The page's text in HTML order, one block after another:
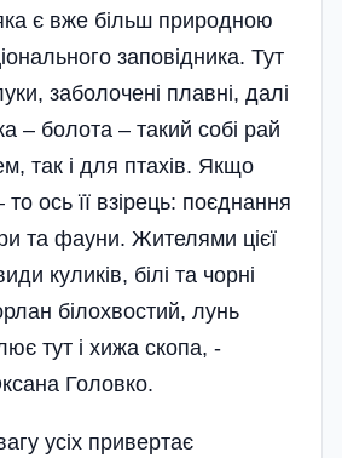
є вже більш природною
заповідника. Тут
заболочені плавні, далі
– болота – такий собі рай
так і для птахів. Якщо
то ось її взірець: поєднання
та фауни. Жителями цієї
куликів, білі та чорні
білохвостий, лунь
тут і хижа скопа, -
Головко.
усіх привертає